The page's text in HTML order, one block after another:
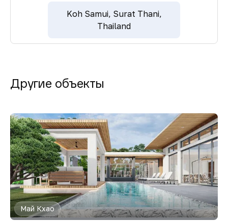
Koh Samui, Surat Thani,
Thailand
Другие объекты
Май Кхао